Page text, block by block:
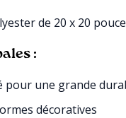
de 20 x 20
:
pour une grande
décoratives